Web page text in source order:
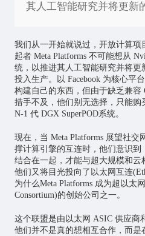
其人工智能研究并将更新
我们从一开始就说过，开放计算项
起者 Meta Platforms 不可能想从
统，以推进其人工智能研究并将更
投入生产。以 Facebook 为核心平
构建自己的东西，但由于缺乏兼容
措手不及，他们别无选择，只能购
N-1 代 DGX SuperPOD系统。
现在，当 Meta Platforms 展望社
撑计算引擎的互连时，他们意识
结合在一起，才能与超大规模和云
他们又将目光投向了以太网互连
为什么Meta Platforms 成为超以太
Consortium)的创始公司之一。
这个联盟是由以太网 ASIC 供应商
他们并不是真的想相互合作，而是